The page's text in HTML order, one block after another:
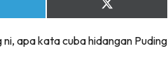
Share
on
(Twitter)
apa kata cuba hidangan Puding